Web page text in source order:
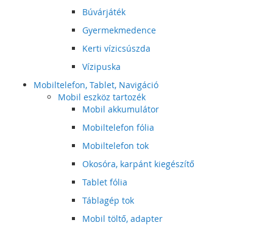
Búvárjáték
Gyermekmedence
Kerti vízicsúszda
Vízipuska
Mobiltelefon, Tablet, Navigáció
Mobil eszköz tartozék
Mobil akkumulátor
Mobiltelefon fólia
Mobiltelefon tok
Okosóra, karpánt kiegészítő
Tablet fólia
Táblagép tok
Mobil töltő, adapter